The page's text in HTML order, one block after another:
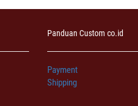
Panduan Custom co.id
Payment
Shipping